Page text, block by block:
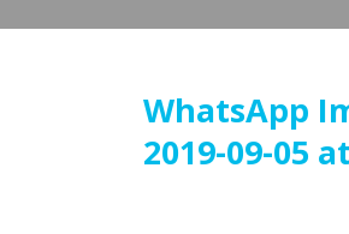
WhatsApp
2019-09-05